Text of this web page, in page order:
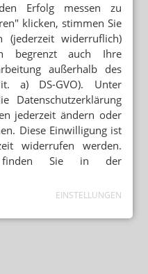
Erfolg messen zu
klicken, stimmen Sie
(jederzeit widerruflich)
begrenzt auch Ihre
außerhalb des
a) DS-GVO). Unter
Datenschutzerklärung
jederzeit ändern oder
Diese Einwilligung ist
widerrufen werden.
finden Sie in der
EINSTELLUNGEN